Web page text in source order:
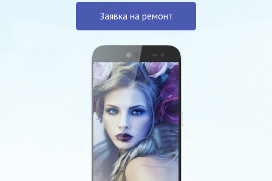
Заявка на ремонт